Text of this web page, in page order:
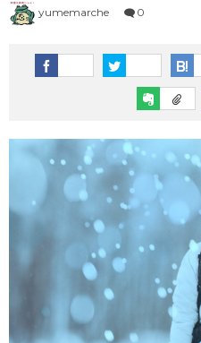
yumemarche 0
シングルTOP100
1999年（平成11年）
シングルTOP100
1980年（昭和55年）プレイバック
1970年（昭和45年）ヒット曲ランキング